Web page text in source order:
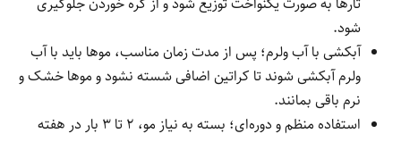
شود.
آبکشی با آب ولرم؛ پس از مدت زمان مناسب، موها باید با آب
ولرم آبکشی شوند تا کراتین اضافی شسته نشود و موها خشک و
نرم باقی بمانند.
استفاده منظم و دوره‌ای؛ بسته به نیاز مو، ۲ تا ۳ بار در هفته